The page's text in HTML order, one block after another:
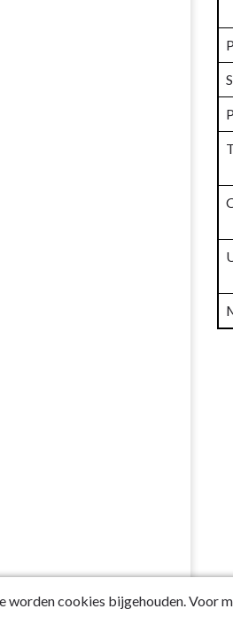
worden cookies bijgehouden. Voor